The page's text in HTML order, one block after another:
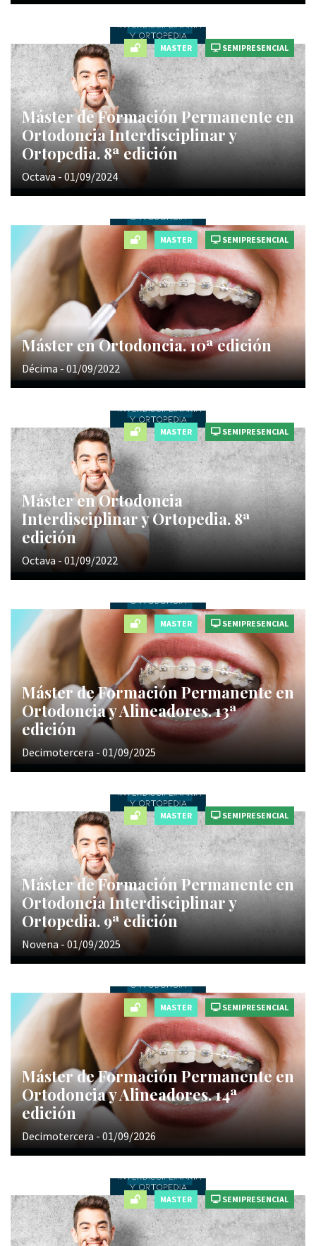
MASTER SEMIPRESENCIAL
Máster de Formación Permanente en
Ortodoncia Interdisciplinar y
Ortopedia. 8ª edición
Octava - 01/09/2024
MASTER SEMIPRESENCIAL
Máster en Ortodoncia. 10ª edición
Décima - 01/09/2022
MASTER SEMIPRESENCIAL
Máster en Ortodoncia
Interdisciplinar y Ortopedia. 8ª
edición
Octava - 01/09/2022
MASTER SEMIPRESENCIAL
Máster de Formación Permanente en
Ortodoncia y Alineadores. 13ª
edición
Decimotercera - 01/09/2025
MASTER SEMIPRESENCIAL
Máster de Formación Permanente en
Ortodoncia Interdisciplinar y
Ortopedia. 9ª edición
Novena - 01/09/2025
MASTER SEMIPRESENCIAL
Máster de Formación Permanente en
Ortodoncia y Alineadores. 14ª
edición
Decimotercera - 01/09/2026
MASTER SEMIPRESENCIAL